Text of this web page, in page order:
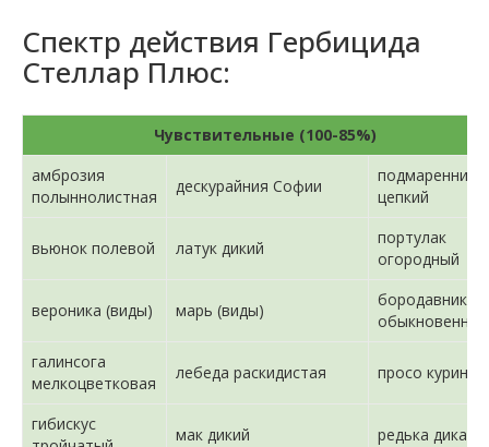
Спектр действия Гербицида
Стеллар Плюс:
Чувствительные (100-85%)
амброзия
полыннолистная
дескурайния Софии
подмаренник
цепкий
вьюнок полевой латук дикий
портулак
огородный
вероника (виды) марь (виды)
бородавник
обыкновенный
галинсога
мелкоцветковая
лебеда раскидистая просо куриное
гибискус
мак дикий редька дикая